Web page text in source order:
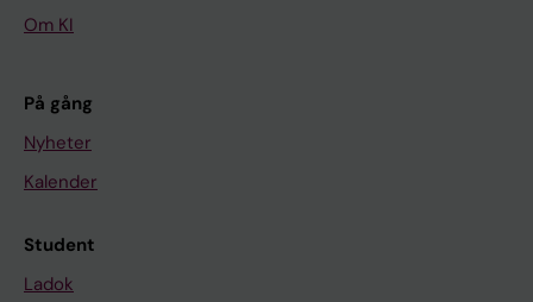
Om KI
På gång
Nyheter
Kalender
Student
Ladok